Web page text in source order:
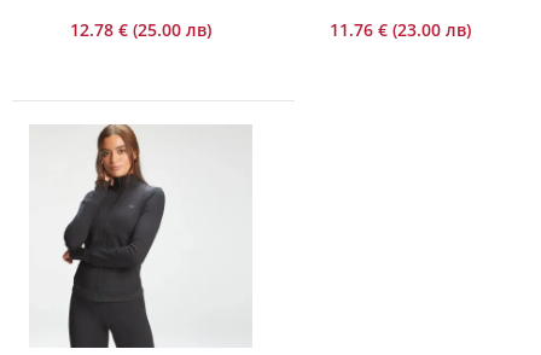
23
Дни
0
Часа
55
Мин
13
Сек
Дамски спортен сутиен Power Cross Back, 6 цвята
12.78 € (25.00 лв)
Power Cross Back е спортен сутиен от висок клас
12.78 € (25.00 лв) 11.76 € (23.00 лв)